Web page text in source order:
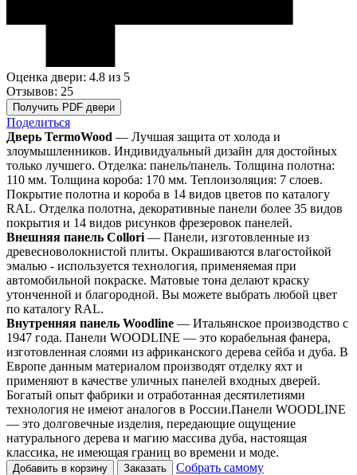
Оценка двери: 4.8 из 5
Отзывов: 25
Получить PDF двери
Поделиться
Дверь TermoWood — Лучшая защита от холода и
злоумышленников. Индивидуальный дизайн для достойных
только лучшего. Отделка: панель/панель. Толщина полотна:
110 мм. Толщина короба: 170 мм. Теплоизоляция: 7 слоев.
Покрытие полотна и короба в 14 видов цветов по каталогу
RAL. Отделка полотна, декоративные панели более 35 видов
покрытия и 14 видов рисунков фрезеровок панелей.
Внешняя панель Collori — Панели, изготовленные из
древесноволокнистой плиты. Окрашиваются влагостойкой
эмалью - используется технология, применяемая при
автомобильной покраске. Матовые тона делают краску
утонченной и благородной. Вы можете выбрать любой цвет
по каталогу RAL.
Внутренняя панель Woodline — Итальянское производство с
1947 года. Панели WOODLINE — это корабельная фанера,
изготовленная слоями из африканского дерева сейба и дуба. В
Европе данным материалом производят отделку яхт и
применяют в качестве уличных панелей входных дверей.
Богатый опыт фабрики и отработанная десятилетиями
технология не имеют аналогов в России.Панели WOODLINE
— это долговечные изделия, передающие ощущение
натурального дерева и магию массива дуба, настоящая
классика, не имеющая границ во времени и моде.
Добавить в корзину Заказать
Собрать самому